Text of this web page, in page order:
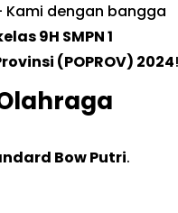
Kami dengan bangga
9H SMPN 1
(POPROV) 2024!
Bow Putri.